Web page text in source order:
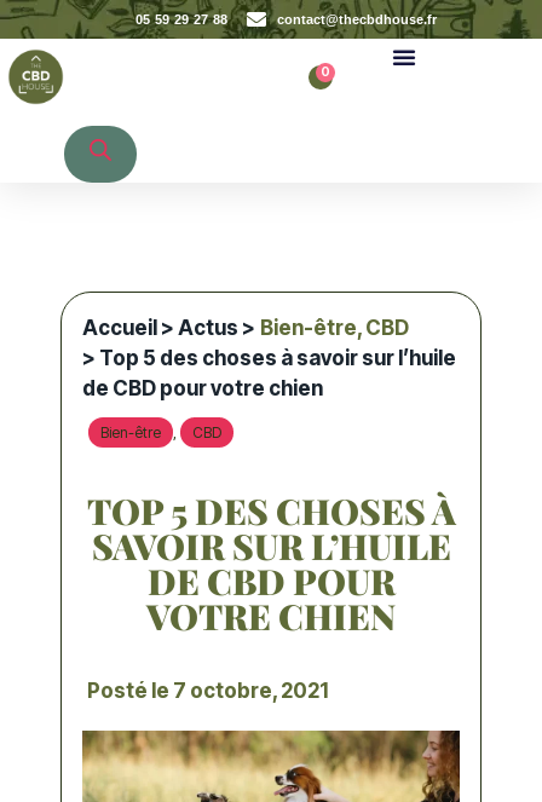
05 59 29 27 88 contact@thecbdhouse.fr
0
Accueil >Actus > Bien-être, CBD
> Top 5 des choses à savoir sur l’huile
de CBD pour votre chien
Bien-être , CBD
TOP 5 DES CHOSES À
SAVOIR SUR L’HUILE
DE CBD POUR
VOTRE CHIEN
Posté le 7 octobre, 2021